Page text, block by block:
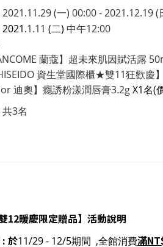
2021.11.29 (一) 00:00 - 2021.12.19 (
2021.1.11 (二) 中午12:00
蘭蔻】超未來肌因賦活露
資生堂國際櫃★雙11狂歡慶
迪奧】癮誘粉漾潤唇膏3.2gX1名(
共3名
12暖慶限定贈品】活動說明
: 於11/29 - 12/5期間 ,全館消費滿